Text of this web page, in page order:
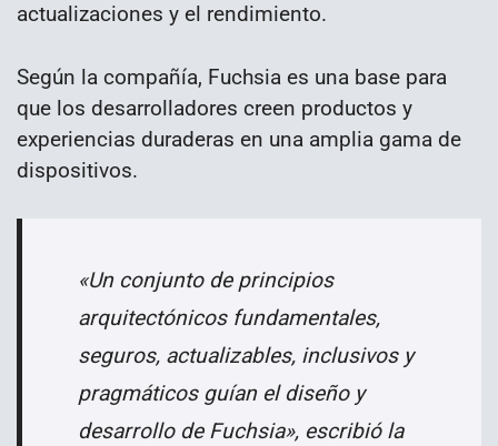
actualizaciones y el rendimiento.
Según la compañía, Fuchsia es una base para
que los desarrolladores creen productos y
experiencias duraderas en una amplia gama de
dispositivos.
«Un conjunto de principios
arquitectónicos fundamentales,
seguros, actualizables, inclusivos y
pragmáticos guían el diseño y
desarrollo de Fuchsia», escribió la